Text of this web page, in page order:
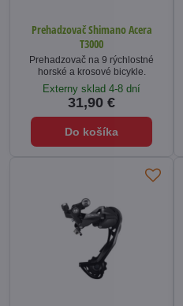
Prehadzovač Shimano Acera
T3000
Prehadzovač na 9 rýchlostné
horské a krosové bicykle.
Externy sklad 4-8 dní
31,90 €
Do košíka